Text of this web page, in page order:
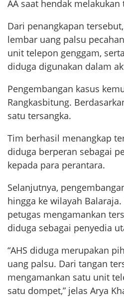
AA saat hendak
Dari penangkapan
lembar uang palsu
unit telepon genggam,
diduga digunakan dalam
Pengembangan kasus
Rangkasbitung.
satu tersangka.
Tim berhasil menangkap
diduga berperan sebagai
kepada para perantara.
Selanjutnya,
hingga ke wilayah
petugas mengamankan
diduga sebagai penyedia
“AHS diduga merupakan
uang palsu. Dari tangan
mengamankan satu unit
satu dompet,” jelas Arya